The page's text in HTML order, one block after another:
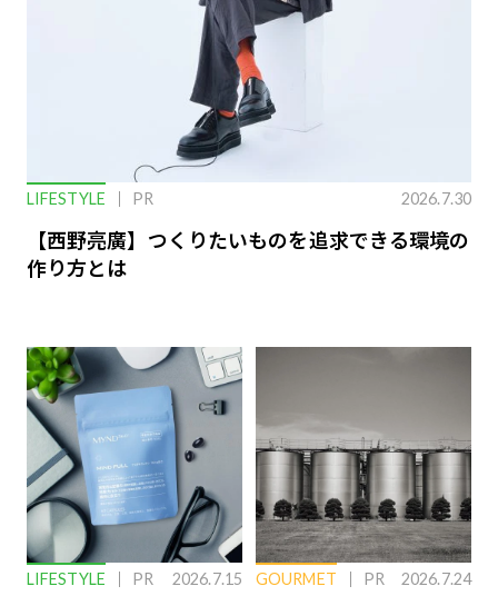
LIFESTYLE PR 2026.7.30
【西野亮廣】つくりたいものを追求できる環境の
作り方とは
LIFESTYLE PR 2026.7.15 GOURMET PR 2026.7.24